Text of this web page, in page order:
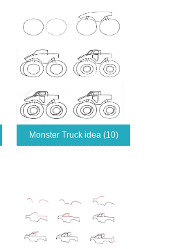
Monster Truck idea (10)